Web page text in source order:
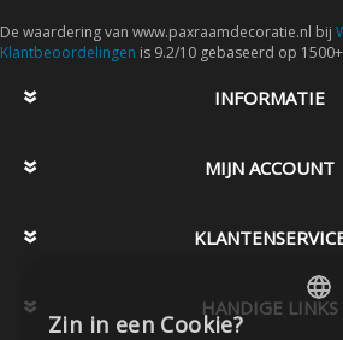
De waardering van www.paxraamdecoratie.nl bij
Klantbeoordelingen is 9.2/10 gebaseerd op
INFORMATIE
MIJN ACCOUNT
HANDIGE LINKS
Zin in een Cookie?